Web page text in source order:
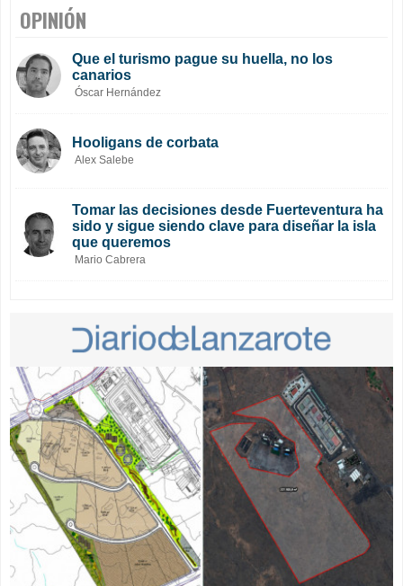
OPINIÓN
Que el turismo pague su huella, no los
canarios
Óscar Hernández
Hooligans de corbata
Alex Salebe
Tomar las decisiones desde Fuerteventura ha
sido y sigue siendo clave para diseñar la isla
que queremos
Mario Cabrera